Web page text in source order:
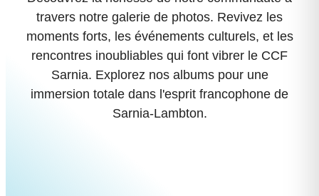
travers notre galerie de photos. Revivez les
moments forts, les événements culturels, et les
rencontres inoubliables qui font vibrer le CCF
Sarnia. Explorez nos albums pour une
immersion totale dans l'esprit francophone de
Sarnia-Lambton.